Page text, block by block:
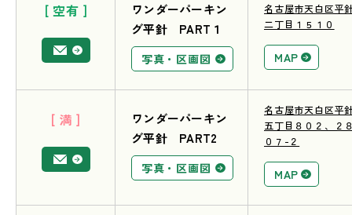
[ 空有 ]
ワンダーパーキン
グ平針 PART１
写真・区画図
名古屋市天白区平
二丁目１５１０
MAP
[ 満 ]
ワンダーパーキン
グ平針 PART2
写真・区画図
名古屋市天白区平
五丁目８０２、２
０７-２
MAP